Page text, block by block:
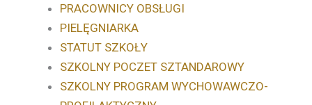
PRACOWNICY OBSŁUGI
PIELĘGNIARKA
STATUT SZKOŁY
SZKOLNY POCZET SZTANDAROWY
SZKOLNY PROGRAM WYCHOWAWCZO-